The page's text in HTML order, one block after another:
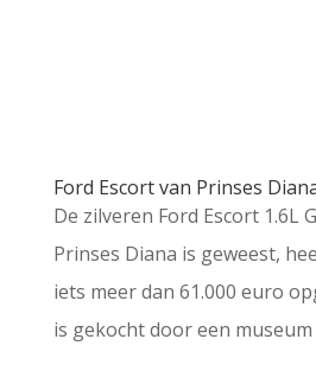
Ford Escort van Prinses
De zilveren Ford Escort 1.6L
Prinses Diana is geweest,
iets meer dan 61.000 euro
is gekocht door een museum